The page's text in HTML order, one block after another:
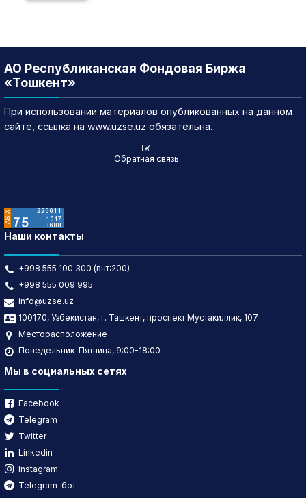
АО Республиканская Фондовая Биржа
«Тошкент»
При использовании материалов опубликованных на данном
сайте, ссылка на www.uzse.uz обязательна.
Обратная связь
Наши контакты
+998 555 100 300 (внт:200)
+998 555 009 995
info@uzse.uz
100170, Узбекистан, г. Ташкент, проспект Мустакиллик, 107
Месторасположение
Понедельник-Пятница, 9:00-18:00
Мы в социальных сетях
Facebook
Telegram
Twitter
Linkedin
Instagram
Telegram-бот